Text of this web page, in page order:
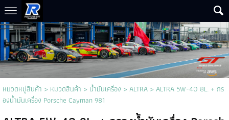
หมวดหมู่สินค้า > หมวดสินค้า > น้ำมันเครื่อง >ALTRA> ALTRA 5W-40 8L. + กร
องน้ำมันเครื่อง Porsche Cayman 981